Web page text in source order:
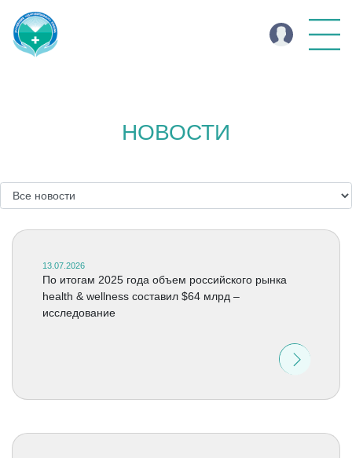
НОВОСТИ
13.07.2026
По итогам 2025 года объем российского рынка
health & wellness составил $64 млрд –
исследование